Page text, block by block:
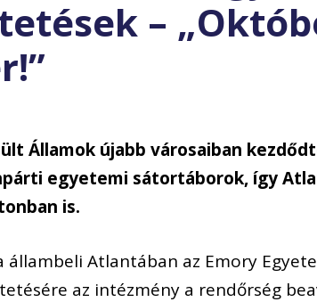
–
Államok újabb városaiban
egyetemi sátortáborok, így
is.
állambeli Atlantában az Emory
az intézmény a rendőrség